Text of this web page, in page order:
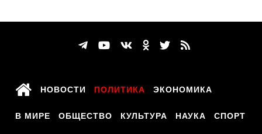
НОВОСТИ ПОЛИТИКА ЭКОНОМИКА
В МИРЕ ОБЩЕСТВО КУЛЬТУРА НАУКА СПОРТ